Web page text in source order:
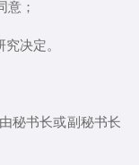
意；
决定。
秘书长或副秘书长